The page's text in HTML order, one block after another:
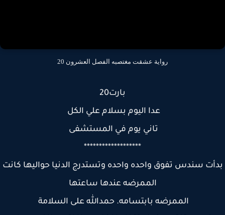
رواية عشقت مغتصبه الفصل العشرون 20
بارت20
عدا اليوم بسلام علي الكل
تاني يوم في المستشفى
*******************
سندس تفوق واحده واحده وتستدرج الدنيا حواليها كانت
الممرضه عندها ساعتها
الممرضه بابتسامه. حمدالله على السلامة